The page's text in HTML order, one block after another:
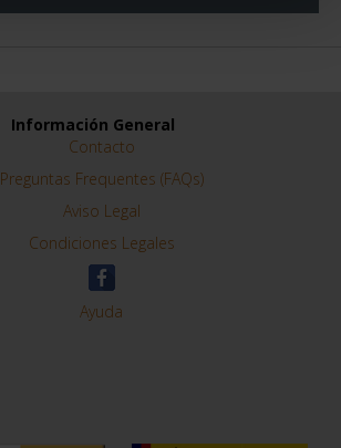
Información General
Contacto
Preguntas Frequentes (FAQs)
Aviso Legal
Condiciones Legales
Ayuda